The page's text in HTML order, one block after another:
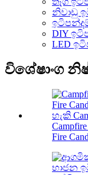
නිවාඩු
DIY
LED
විශේෂාංග
Fire